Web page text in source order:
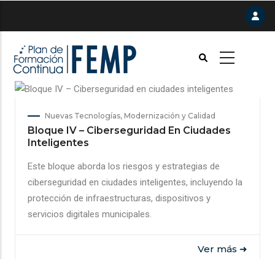
principal
Nuevas Tecnologías, Modernización y Calidad
Bloque IV – Ciberseguridad En Ciudades
Inteligentes
Este bloque aborda los riesgos y estrategias de
ciberseguridad en ciudades inteligentes, incluyendo la
protección de infraestructuras, dispositivos y
servicios digitales municipales.
Ver más ➜